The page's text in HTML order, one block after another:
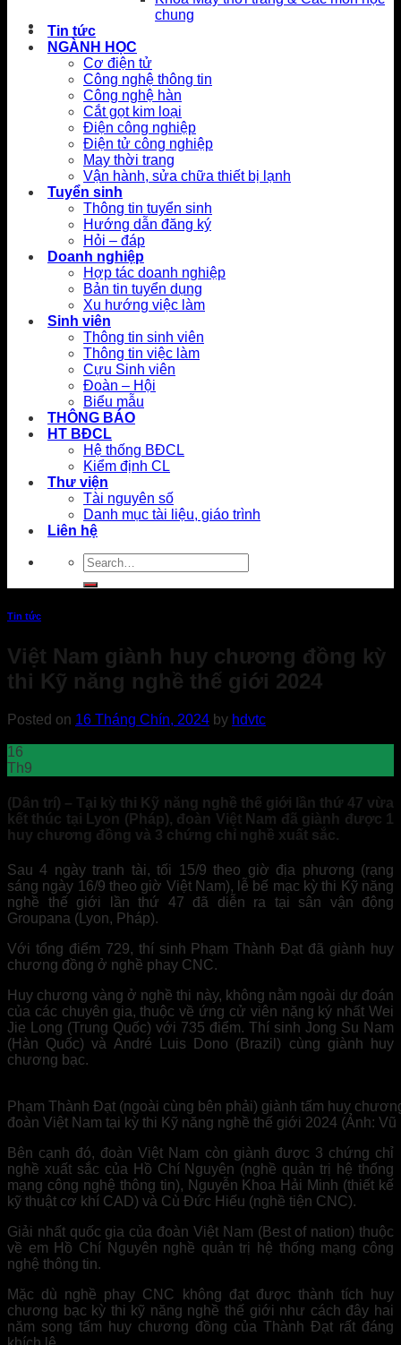
chung
Tin tức
NGÀNH HỌC
Cơ điện tử
Công nghệ thông tin
Công nghệ hàn
Cắt gọt kim loại
Điện công nghiệp
Điện tử công nghiệp
May thời trang
Vận hành, sửa chữa thiết bị lạnh
Tuyển sinh
Thông tin tuyển sinh
Hướng dẫn đăng ký
Hỏi – đáp
Doanh nghiệp
Hợp tác doanh nghiệp
Bản tin tuyển dụng
Xu hướng việc làm
Sinh viên
Thông tin sinh viên
Thông tin việc làm
Cựu Sinh viên
Đoàn – Hội
Biểu mẫu
THÔNG BÁO
HT BĐCL
Hệ thống BĐCL
Kiểm định CL
Thư viện
Tài nguyên số
Danh mục tài liệu, giáo trình
Liên hệ
Tin tức
Việt Nam giành huy chương đồng kỳ
thi Kỹ năng nghề thế giới 2024
Posted on 16 Tháng Chín, 2024 by hdvtc
16
Th9
(Dân trí) – Tại kỳ thi Kỹ năng nghề thế giới lần thứ 47 vừa
kết thúc tại Lyon (Pháp), đoàn Việt Nam đã giành được 1
huy chương đồng và 3 chứng chỉ nghề xuất sắc.
Sau 4 ngày tranh tài, tối 15/9 theo giờ địa phương (rạng
sáng ngày 16/9 theo giờ Việt Nam), lễ bế mạc kỳ thi Kỹ năng
nghề thế giới lần thứ 47 đã diễn ra tại sân vận động
Groupana (Lyon, Pháp).
Với tổng điểm 729, thí sinh Phạm Thành Đạt đã giành huy
chương đồng ở nghề phay CNC.
Huy chương vàng ở nghề thi này, không nằm ngoài dự đoán
của các chuyên gia, thuộc về ứng cử viên nặng ký nhất Wei
Jie Long (Trung Quốc) với 735 điểm. Thí sinh Jong Su Nam
(Hàn Quốc) và André Luis Dono (Brazil) cùng giành huy
chương bạc.
Phạm Thành Đạt (ngoài cùng bên phải) giành tấm huy
đoàn Việt Nam tại kỳ thi Kỹ năng nghề thế giới 2024 (Ảnh: Vũ
Bên cạnh đó, đoàn Việt Nam còn giành được 3 chứng chỉ
nghề xuất sắc của Hồ Chí Nguyên (nghề quản trị hệ thống
mạng công nghệ thông tin), Nguyễn Khoa Hải Minh (thiết kế
kỹ thuật cơ khí CAD) và Cù Đức Hiếu (nghề tiện CNC).
Giải nhất quốc gia của đoàn Việt Nam (Best of nation) thuộc
về em Hồ Chí Nguyên nghề quản trị hệ thống mạng công
nghệ thông tin.
Mặc dù nghề phay CNC không đạt được thành tích huy
chương bạc kỳ thi kỹ năng nghề thế giới như cách đây hai
năm song tấm huy chương đồng của Thành Đạt rất đáng